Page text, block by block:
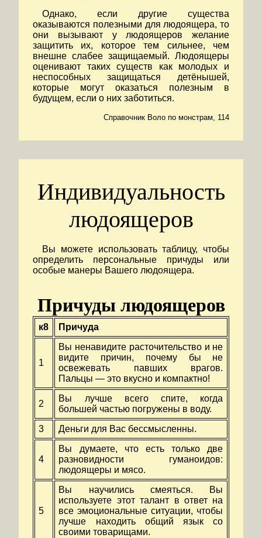
Однако, если другие существа
оказываются полезными для людоящера, то
они вызывают у людоящеров желание
защитить их, которое тем сильнее, чем
внешне слабее защищаемый. Людоящеры
оценивают таких существ как молодых и
неспособных защищаться детёнышей,
которые могут оказаться полезным в
будущем, если о них заботиться.
Справочник Воло по монстрам, 114
Индивидуальность
людоящеров
Вы можете использовать таблицу, чтобы
определить персональные причуды или
особые манеры Вашего людоящера.
Причуды людоящеров
к8 Причуда
1
Вы ненавидите расточительство и не
видите причин, почему бы не
освежевать павших врагов.
Пальцы — это вкусно и компактно!
2
Вы лучше всего спите, когда
большей частью погружены в воду.
3
Деньги для Вас бессмысленны.
4
Вы думаете, что есть только две
разновидности гуманоидов:
людоящеры и мясо.
5
Вы научились смеяться. Вы
используете этот талант в ответ на
все эмоциональные ситуации, чтобы
лучше находить общий язык со
своими товарищами.